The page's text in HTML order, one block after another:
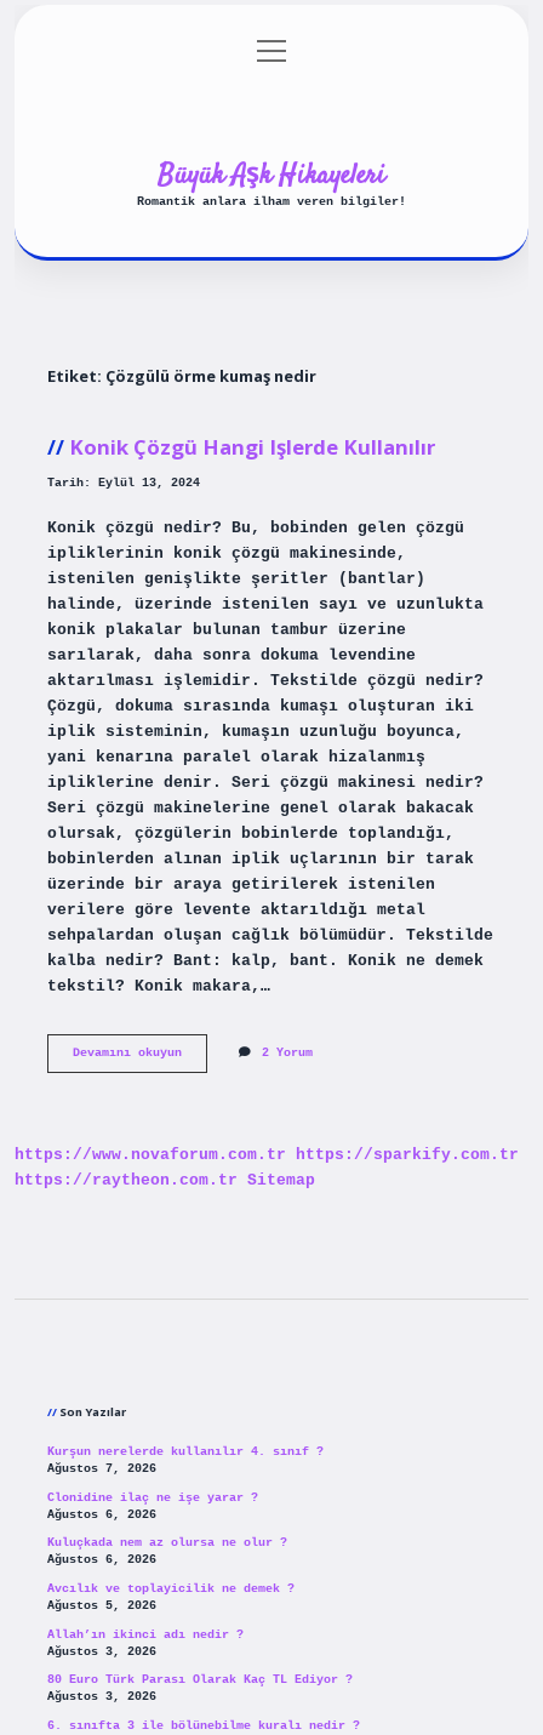
Gizlilik Politikası
menüyü
aç
Büyük Aşk Hikayeleri
Romantik anlara ilham veren bilgiler!
Etiket: Çözgülü örme kumaş nedir
Konik Çözgü Hangi Işlerde Kullanılır
Tarih: Eylül 13, 2024
Konik çözgü nedir? Bu, bobinden gelen çözgü
ipliklerinin konik çözgü makinesinde,
istenilen genişlikte şeritler (bantlar)
halinde, üzerinde istenilen sayı ve uzunlukta
konik plakalar bulunan tambur üzerine
sarılarak, daha sonra dokuma levendine
aktarılması işlemidir. Tekstilde çözgü nedir?
Çözgü, dokuma sırasında kumaşı oluşturan iki
iplik sisteminin, kumaşın uzunluğu boyunca,
yani kenarına paralel olarak hizalanmış
ipliklerine denir. Seri çözgü makinesi nedir?
Seri çözgü makinelerine genel olarak bakacak
olursak, çözgülerin bobinlerde toplandığı,
bobinlerden alınan iplik uçlarının bir tarak
üzerinde bir araya getirilerek istenilen
verilere göre levente aktarıldığı metal
sehpalardan oluşan cağlık bölümüdür. Tekstilde
kalba nedir? Bant: kalp, bant. Konik ne demek
tekstil? Konik makara,…
Devamını okuyunKonik
2 Yorum
https://www.novaforum.com.tr
https://sparkify.com.tr
https://raytheon.com.tr Sitemap
Son Yazılar
Kurşun nerelerde kullanılır 4. sınıf ?
Ağustos 7, 2026
Clonidine ilaç ne işe yarar ?
Ağustos 6, 2026
Kuluçkada nem az olursa ne olur ?
Ağustos 6, 2026
Avcılık ve toplayicilik ne demek ?
Ağustos 5, 2026
Allah’ın ikinci adı nedir ?
Ağustos 3, 2026
80 Euro Türk Parası Olarak Kaç TL Ediyor ?
Ağustos 3, 2026
6. sınıfta 3 ile bölünebilme kuralı nedir ?